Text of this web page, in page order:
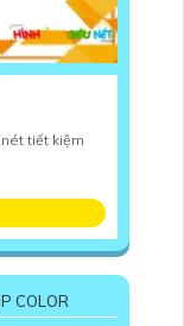
tiết kiệm
COLOR